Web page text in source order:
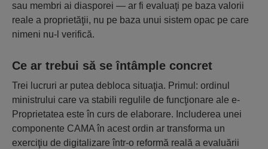
sau membri ai diasporei — ar fi evaluaţi pe baza valorii
reale a proprietăţii, nu pe baza unui sistem opac pe care
nimeni nu-l verifică.
Ce ar trebui să se întâmple concret
Trei lucruri ar putea debloca situaţia. Primul: ordinul
ministrului care va stabili regulile de funcţionare ale e-
Proprietatea este în curs de elaborare. Includerea unei
componente CAMA în acest ordin ar transforma un
exerciţiu de digitalizare într-o reformă reală a evaluării